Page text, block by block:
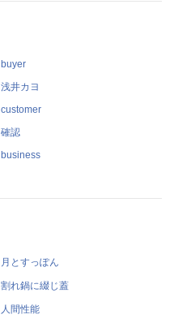
buyer
浅井カヨ
customer
確認
business
月とすっぽん
割れ鍋に綴じ蓋
人間性能